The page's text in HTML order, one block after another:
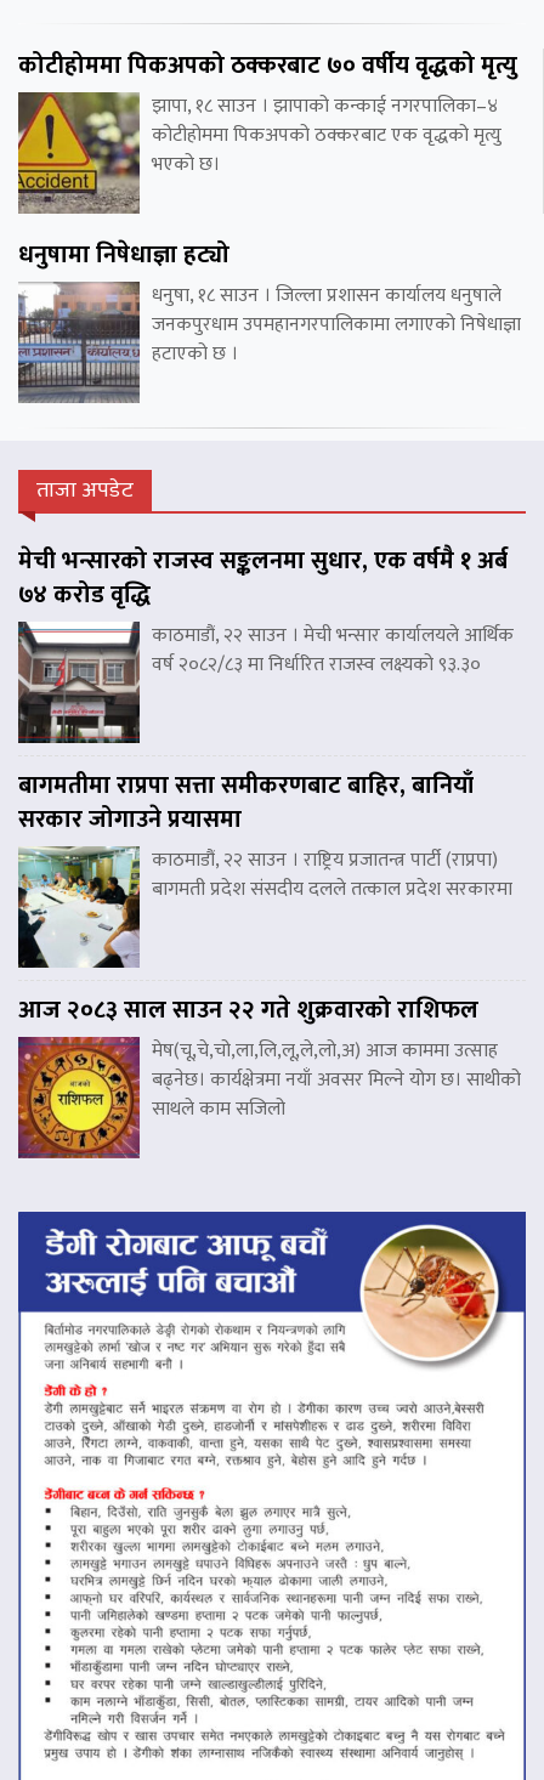
कोटीहोममा पिकअपको ठक्करबाट ७० वर्षीय वृद्धको मृत्यु
झापा, १८ साउन । झापाको कन्काई नगरपालिका–४
कोटीहोममा पिकअपको ठक्करबाट एक वृद्धको मृत्यु
भएको छ।
धनुषामा निषेधाज्ञा हट्यो
धनुषा, १८ साउन । जिल्ला प्रशासन कार्यालय धनुषाले
जनकपुरधाम उपमहानगरपालिकामा लगाएको निषेधाज्ञा
हटाएको छ ।
ताजा अपडेट
मेची भन्सारको राजस्व सङ्कलनमा सुधार, एक वर्षमै १ अर्ब
७४ करोड वृद्धि
काठमाडौं, २२ साउन । मेची भन्सार कार्यालयले आर्थिक
वर्ष २०८२/८३ मा निर्धारित राजस्व लक्ष्यको ९३.३०
बागमतीमा राप्रपा सत्ता समीकरणबाट बाहिर, बानियाँ
सरकार जोगाउने प्रयासमा
काठमाडौं, २२ साउन । राष्ट्रिय प्रजातन्त्र पार्टी (राप्रपा)
बागमती प्रदेश संसदीय दलले तत्काल प्रदेश सरकारमा
आज २०८३ साल साउन २२ गते शुक्रवारको राशिफल
मेष(चू,चे,चो,ला,लि,लू,ले,लो,अ) आज काममा उत्साह
बढ्नेछ। कार्यक्षेत्रमा नयाँ अवसर मिल्ने योग छ। साथीको
साथले काम सजिलो